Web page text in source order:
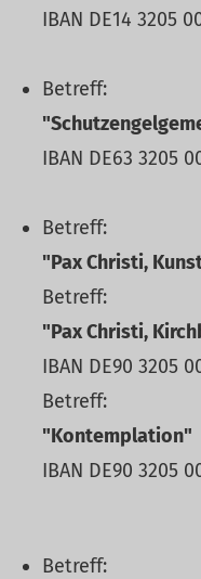
IBAN DE14 3205
Betreff:
IBAN DE63 3205
Betreff:
"Pax Christi,
Betreff:
"Pax Christi,
IBAN DE90 3205
Betreff:
"Kontemplation"
IBAN DE90 3205
Betreff: